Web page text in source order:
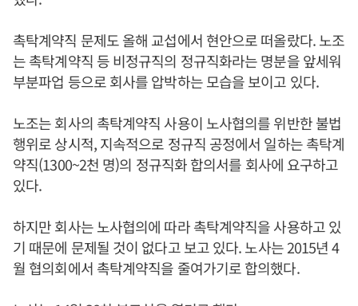
촉탁계약직 문제도 올해 교섭에서 현안으로 떠올랐다. 노조
는 촉탁계약직 등 비정규직의 정규직화라는 명분을 앞세워
부분파업 등으로 회사를 압박하는 모습을 보이고 있다.
노조는 회사의 촉탁계약직 사용이 노사협의를 위반한 불법
행위로 상시적, 지속적으로 정규직 공정에서 일하는 촉탁계
약직(1300~2천 명)의 정규직화 합의서를 회사에 요구하고
있다.
하지만 회사는 노사협의에 따라 촉탁계약직을 사용하고 있
기 때문에 문제될 것이 없다고 보고 있다. 노사는 2015년 4
월 협의회에서 촉탁계약직을 줄여가기로 합의했다.